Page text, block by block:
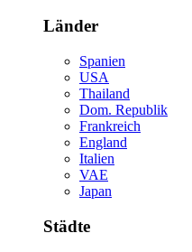
Länder
Spanien
USA
Thailand
Dom. Republik
Frankreich
England
Italien
VAE
Japan
Städte